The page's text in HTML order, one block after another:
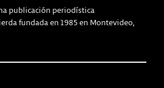
publicación periodística
fundada en 1985 en Montevideo,